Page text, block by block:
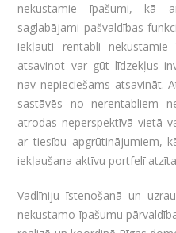
nekustamie īpašumi, kā
saglabājami pašvaldības
iekļauti rentabli
atsavinot var gūt līdzekļus
nav nepieciešams atsavināt.
sastāvēs no nerentabliem
atrodas neperspektīvā vietā
ar tiesību apgrūtinājumiem,
iekļaušana aktīvu portfelī
Vadlīniju īstenošanā un
nekustamo īpašumu